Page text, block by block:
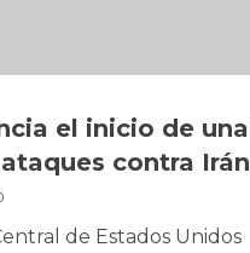
el inicio de una
contra Irán
de Estados Unidos